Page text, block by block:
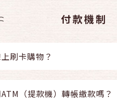
付款機制
刷卡購物？
（提款機）轉帳繳款嗎？